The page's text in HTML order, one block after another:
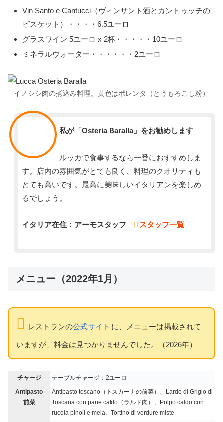
Vin Santo e Cantucci（ヴィンサント酒とカントゥッチの
ビスケット）・・・・6.5ユーロ
グラスワイン 5ユーロ x 2杯・・・・・10ユーロ
ミネラルウォーター・・・・・・2ユーロ
イノシシ肉の煮込み料理。黄色はポレンタ（とうもろこし粉）
私が「Osteria Baralla」をお勧めします
ルッカで食事するなら一番におすすめしま
す。店内の雰囲気がとても良く、料理のクオリティも
とても高いです。最高に美味しいイタリアンを楽しめ
るでしょう。
イタリア在住：アーモスタッフ スタッフ一覧
メニュー（2022年1月）
レストランの公式サイト に、メニューは掲載されて
いますが、料金は見つかりませんでした。（2026年）
チャージ
テーブルチャージ：2ユーロ
Antipasto
前菜
Antipasto toscano（トスカーナの前菜）、Lardo di Grigio di
Toscana con pane caldo（ラルド肉）、Polpo caldo con
rucola pinoli e mela、Tortino di verdure miste